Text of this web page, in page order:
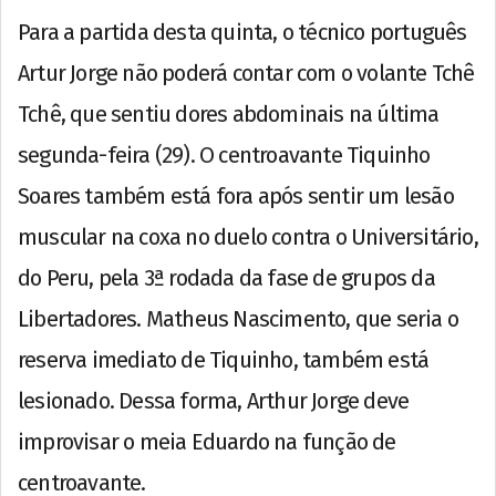
Para a partida desta quinta, o técnico português
Artur Jorge não poderá contar com o volante Tchê
Tchê, que sentiu dores abdominais na última
segunda-feira (29). O centroavante Tiquinho
Soares também está fora após sentir um lesão
muscular na coxa no duelo contra o Universitário,
do Peru, pela 3ª rodada da fase de grupos da
Libertadores. Matheus Nascimento, que seria o
reserva imediato de Tiquinho, também está
lesionado. Dessa forma, Arthur Jorge deve
improvisar o meia Eduardo na função de
centroavante.